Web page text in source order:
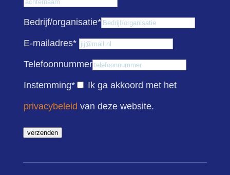
Bedrijf/organisatie*
E-mailadres*
Telefoonnummer
Instemming* Ik ga akkoord met het
privacybeleid van deze website.
verzenden